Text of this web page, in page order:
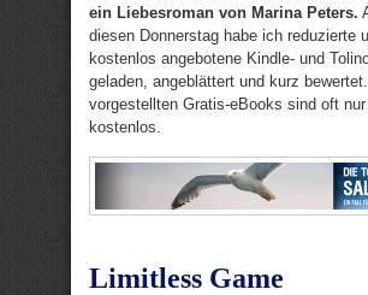
ein Liebesroman von Marina Peters.
diesen Donnerstag habe ich reduzierte
kostenlos angebotene Kindle- und
geladen, angeblättert und kurz
vorgestellten Gratis-eBooks sind oft
kostenlos.
Limitless Game